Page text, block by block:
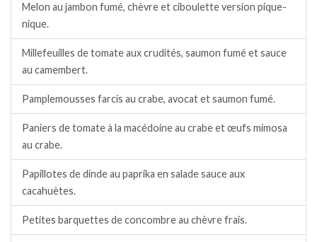
Melon au jambon fumé, chèvre et ciboulette version pique-
nique.
Millefeuilles de tomate aux crudités, saumon fumé et sauce
au camembert.
Pamplemousses farcis au crabe, avocat et saumon fumé.
Paniers de tomate à la macédoine au crabe et œufs mimosa
au crabe.
Papillotes de dinde au paprika en salade sauce aux
cacahuètes.
Petites barquettes de concombre au chèvre frais.